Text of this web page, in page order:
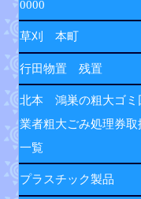
0000
草刈 本町
行田物置 残置
北本 鴻巣の粗大ゴミ
業者粗大ごみ処理券取
一覧
プラスチック製品